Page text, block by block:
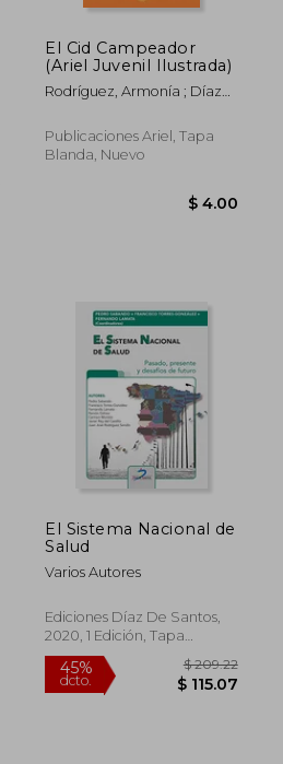
El Cid Campeador
(Ariel Juvenil Ilustrada)
Rodríguez, Armonía ; Díaz
Publicaciones Ariel, Tapa
Blanda, Nuevo
El Sistema Nacional de
Salud
Varios Autores
Ediciones Díaz De Santos,
2020, 1 Edición, Tapa
Blanda, Nuevo